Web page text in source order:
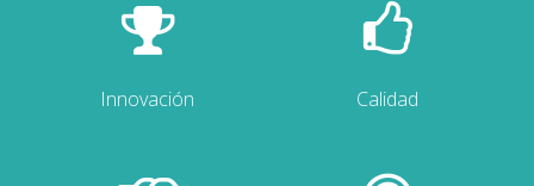
Innovación Calidad